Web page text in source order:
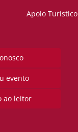
Apoio Turístico
evento
ao leitor